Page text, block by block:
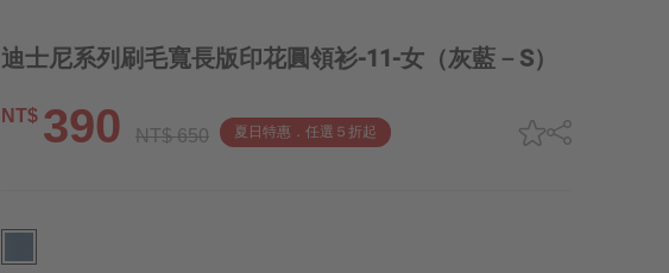
迪士尼系列刷毛寬長版印花圓領衫-11-女 （灰藍－S）
NT$ 390 NT$ 650 夏日特惠．任選５折起